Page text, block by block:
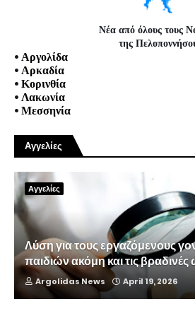
Νέα από όλους τους
της
• Αργολίδα
• Αρκαδία
• Κορινθία
• Λακωνία
• Μεσσηνία
Αγγελίες
Αγγελίες
Λύση για τους εργαζόμενους
παιδιών ακόμη και τις
Argolidas News April 19, 2026